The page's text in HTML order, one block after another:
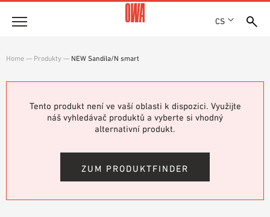
CS
SHOWROOM 7TH FLOOR
Produkty
PŘEHLED PRODUKTŮ
ŘÍZENÉ VYHLEDÁVÁNÍ
OBLASTI POUŽITÍ
Home — Produkty — NEW Sandila/N smart
Tento produkt není ve vaší oblasti k dispozici. Využijte
náš vyhledávač produktů a vyberte si vhodný
alternativní produkt.
ZUM PRODUKTFINDER